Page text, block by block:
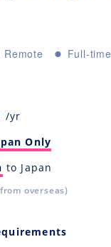
Remote
Full-time
/yr
Only
to Japan
overseas)